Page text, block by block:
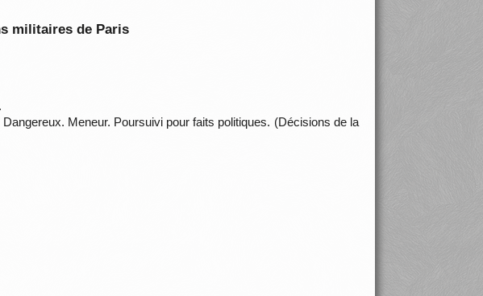
militaires de Paris
Meneur. Poursuivi pour faits politiques. (Décisions de la